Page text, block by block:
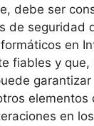
debe ser
de seguridad
en
fiables y que,
elementos
en